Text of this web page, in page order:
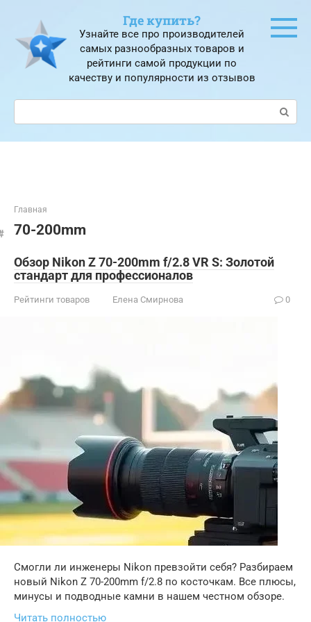
контенту
Где купить?
Узнайте все про производителей
самых разнообразных товаров и
рейтинги самой продукции по
качеству и популярности из отзывов
Поиск:
Главная
70-200mm
Обзор Nikon Z 70-200mm f/2.8 VR S: Золотой
стандарт для профессионалов
Рейтинги товаров Елена Смирнова 0
Смогли ли инженеры Nikon превзойти себя? Разбираем
новый Nikon Z 70-200mm f/2.8 по косточкам. Все плюсы,
минусы и подводные камни в нашем честном обзоре.
Читать полностью